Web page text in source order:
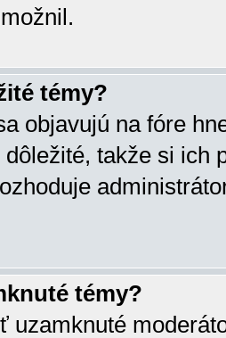
témy?
objavujú na fóre
takže si ich
témy?
uzamknuté